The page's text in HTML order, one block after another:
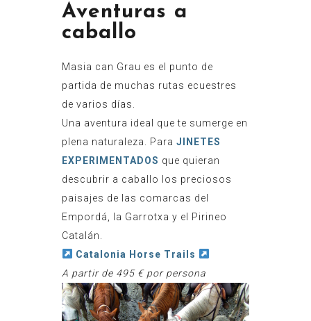
Aventuras a
caballo
Masia can Grau es el punto de
partida de muchas rutas ecuestres
de varios días.
Una aventura ideal que te sumerge en
plena naturaleza. Para JINETES
EXPERIMENTADOS que quieran
descubrir a caballo los preciosos
paisajes de las comarcas del
Empordá, la Garrotxa y el Pirineo
Catalán.
Catalonia Horse Trails
A partir de 495 € por persona